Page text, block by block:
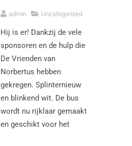
admin Uncategorized
Hij is er! Dankzij de vele
sponsoren en de hulp die
De Vrienden van
Norbertus hebben
gekregen. Splinternieuw
en blinkend wit. De bus
wordt nu rijklaar gemaakt
en geschikt voor het